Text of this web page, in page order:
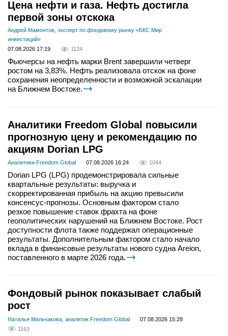
Цена нефти и газа. Нефть достигла
первой зоны отскока
Андрей Мамонтов, эксперт по фондовому рынку «БКС Мир
инвестиций»
07.08.2026 17:19
1124
Фьючерсы на нефть марки Brent завершили четверг
ростом на 3,83%. Нефть реализовала отскок на фоне
сохранения неопределенности и возможной эскалации
на Ближнем Востоке.
Аналитики Freedom Global повысили
прогнозную цену и рекомендацию по
акциям Dorian LPG
Аналитики Freedom Global 07.08.2026 16:24 1044
Dorian LPG (LPG) продемонстрировала сильные
квартальные результаты: выручка и
скорректированная прибыль на акцию превысили
консенсус-прогнозы. Основным фактором стало
резкое повышение ставок фрахта на фоне
геополитических нарушений на Ближнем Востоке. Рост
доступности флота также поддержал операционные
результаты. Дополнительным фактором стало начало
вклада в финансовые результаты нового судна Areion,
поставленного в марте 2026 года.
Фондовый рынок показывает слабый
рост
Наталья Мильчакова, аналитик Freedom Global
07.08.2026 15:28
1163